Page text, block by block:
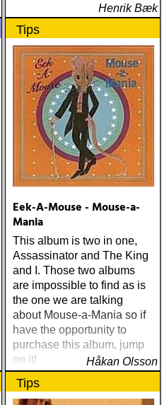
Henrik Bæk
Tips
Eek-A-Mouse - Mouse-a-
Mania
This album is two in one,
Assassinator and The King
and I. Those two albums
are impossible to find as is
the one we are talking
about Mouse-a-Mania so if
have the opportunity to
purchase this album, jump
on it!
Håkan Olsson
Tips